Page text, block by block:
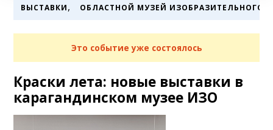
ВЫСТАВКИ, ОБЛАСТНОЙ МУЗЕЙ ИЗОБРАЗИТЕЛЬНОГО
Это событие уже состоялось
Краски лета: новые выставки в
карагандинском музее ИЗО